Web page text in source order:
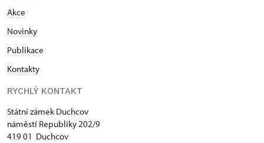
Akce
Novinky
Publikace
Kontakty
RYCHLÝ KONTAKT
Státní zámek Duchcov
náměstí Republiky 202/9
419 01 Duchcov